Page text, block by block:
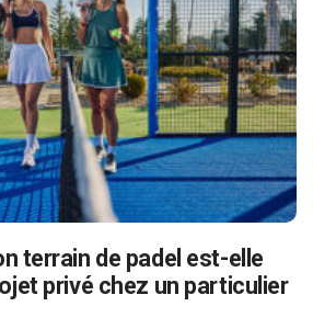
terrain de padel est-elle
privé chez un particulier